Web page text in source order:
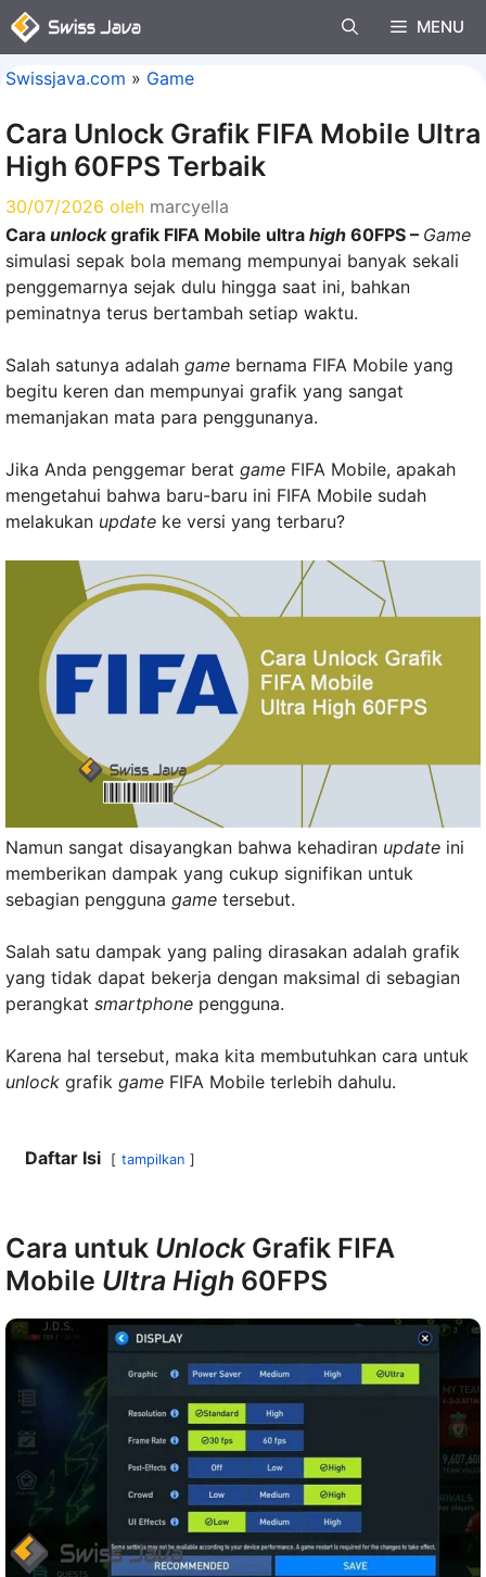
Langsung
ke
MENU
Swissjava.com » Game
Cara Unlock Grafik FIFA Mobile Ultra
High 60FPS Terbaik
30/07/2026 oleh marcyella
Cara unlockgrafik FIFA Mobile ultra high 60FPS – Game
simulasi sepak bola memang mempunyai banyak sekali
penggemarnya sejak dulu hingga saat ini, bahkan
peminatnya terus bertambah setiap waktu.
Salah satunya adalah game bernama FIFA Mobile yang
begitu keren dan mempunyai grafik yang sangat
memanjakan mata para penggunanya.
Jika Anda penggemar berat game FIFA Mobile, apakah
mengetahui bahwa baru-baru ini FIFA Mobile sudah
melakukan update ke versi yang terbaru?
Namun sangat disayangkan bahwa kehadiran update ini
memberikan dampak yang cukup signifikan untuk
sebagian pengguna game tersebut.
Salah satu dampak yang paling dirasakan adalah grafik
yang tidak dapat bekerja dengan maksimal di sebagian
perangkat smartphone pengguna.
Karena hal tersebut, maka kita membutuhkan cara untuk
unlock grafik game FIFA Mobile terlebih dahulu.
Daftar Isi tampilkan
Cara untuk UnlockGrafik FIFA
Mobile Ultra High 60FPS